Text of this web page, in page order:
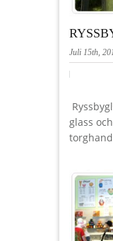
Juli 15th,
glass